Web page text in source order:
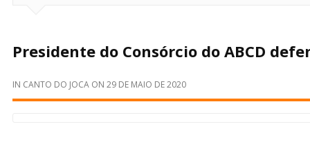
Presidente do Consórcio do ABCD
IN CANTO DO JOCA ON 29 DE MAIO DE 2020